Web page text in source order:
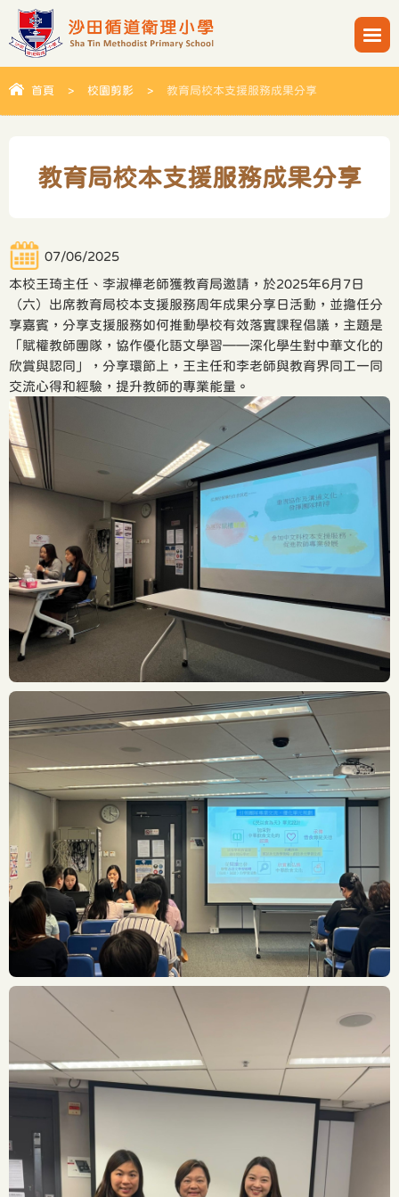
首頁 > 校園剪影 > 教育局校本支援服務成果分享
教育局校本支援服務成果分享
07/06/2025
本校王琦主任、李淑樺老師獲教育局邀請，於2025年6月7日
（六）出席教育局校本支援服務周年成果分享日活動，並擔任分
享嘉賓，分享支援服務如何推動學校有效落實課程倡議，主題是
「賦權教師團隊，協作優化語文學習——深化學生對中華文化的
欣賞與認同」，分享環節上，王主任和李老師與教育界同工一同
交流心得和經驗，提升教師的專業能量。